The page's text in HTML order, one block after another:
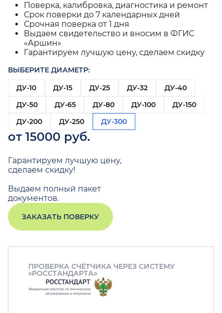
Поверка, калибровка, диагностика и ремонт
Срок поверки до 7 календарных дней
Срочная поверка от 1 дня
Выдаем свидетельство и вносим в ФГИС
«Аршин»
Гарантируем лучшую цену, сделаем скидку
ВЫБЕРИТЕ ДИАМЕТР:
ДУ-10
ДУ-15 ДУ-25 ДУ-32
ДУ-40
ДУ-50
ДУ-65 ДУ-80 ДУ-100
ДУ-150
ДУ-200
ДУ-250 ДУ-300
от 15000 руб.
Гарантируем лучшую цену,
сделаем скидку!
Выдаем полный пакет
документов.
ЗАКАЗАТЬ ПОВЕРКУ
ПРОВЕРКА СЧЁТЧИКА ЧЕРЕЗ СИСТЕМУ
«РОССТАНДАРТА»